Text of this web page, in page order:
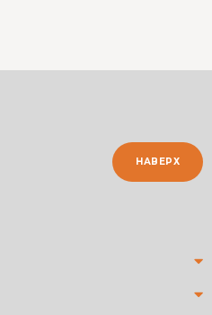
НАВЕРХ